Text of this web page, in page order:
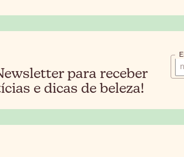
para receber
e dicas de beleza!